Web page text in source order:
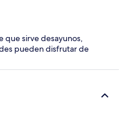
que sirve desayunos,
pueden disfrutar de